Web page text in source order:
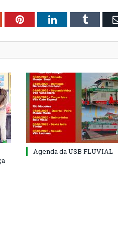
PinterestLinkedInTumblr
Agenda da USB FLUVIAL